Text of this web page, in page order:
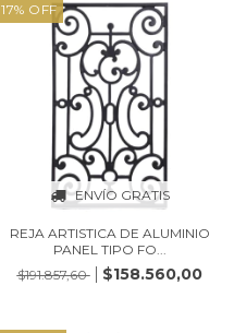
17% OFF
ENVÍO GRATIS
REJA ARTISTICA DE ALUMINIO
PANEL TIPO FO...
$191.857,60
$158.560,00